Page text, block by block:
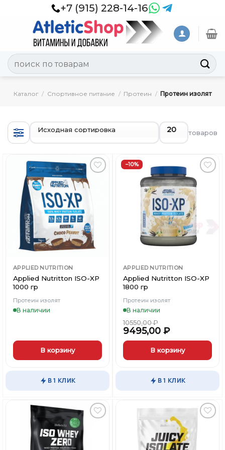
+7 (915) 228-14-16
Искать:
Каталог / Спортивное питание / Протеин / Протеин изолят
товаров
Добавить
Вишлист
APPLIED NUTRITION
Applied Nutritton ISO-XP
1000 гр
Протеин изолят
В наличии
В корзину
В 1 КЛИК
−10%
Добавить
Вишлист
APPLIED NUTRITION
Applied Nutritton ISO-XP
1800 гр
Протеин изолят
В наличии
10550,00₽
9495,00 ₽
В корзину
вариаций.
Опции
можно
выбрать
В 1 КЛИК
Добавить
Вишлист
Добавить
Вишлист